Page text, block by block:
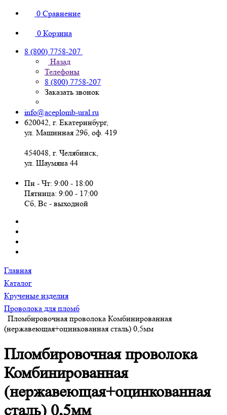
0 Сравнение
0 Корзина
8 (800) 7758-207
Назад
Телефоны
8 (800) 7758-207
Заказать звонок
info@aceplomb-ural.ru
620042, г. Екатеринбург,
ул. Машинная 29б, оф. 419
454048, г. Челябинск,
ул. Шаумяна 44
Пн - Чт: 9:00 - 18:00
Пятница: 9:00 - 17:00
Сб, Вc - выходной
Главная
Каталог
Крученые изделия
Проволока для пломб
Пломбировочная проволока Комбинированная
(нержавеющая+оцинкованная сталь) 0,5мм
Пломбировочная проволока
Комбинированная
(нержавеющая+оцинкованная
сталь) 0,5мм